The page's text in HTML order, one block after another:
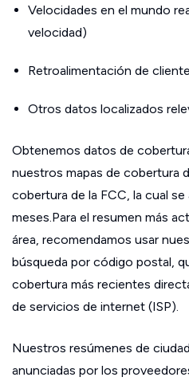
Velocidades en el mundo
velocidad)
Retroalimentación de
Otros datos localizados
Obtenemos datos de
nuestros mapas de cobertura
cobertura de la FCC, la cual se
meses.Para el resumen más
área, recomendamos usar
búsqueda por código postal,
cobertura más recientes
de servicios de internet (ISP).
Nuestros resúmenes de
anunciadas por los